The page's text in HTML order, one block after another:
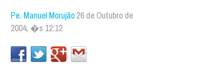
Pe. Manuel Morujão26 de Outubro de
2004, �s 12:12